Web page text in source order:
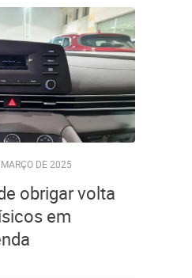
DE 2025
obrigar volta
em